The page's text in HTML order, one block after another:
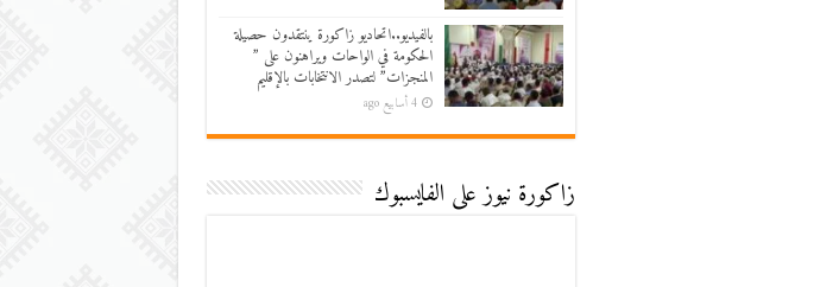
بالفيديو..اتحاديو زاكورة ينتقدون حصيلة
الحكومة في الواحات ويراهنون على ”
المنجزات” لتصدر الانتخابات بالإقليم
4 أسابيع ago
زاكورة نيوز على الفايسبوك